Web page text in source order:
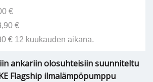
€
€
€ 12 kuukauden aikana.
ankariin olosuhteisiin suunniteltu
Flagship ilmalämpöpumppu